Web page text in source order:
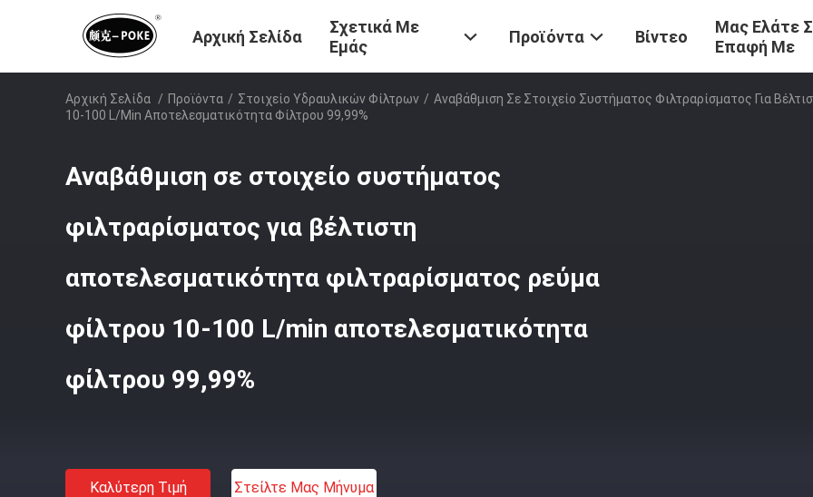
Αρχική Σελίδα
Σχετικά Με
Εμάς
Προϊόντα Βίντεο
Μας Ελάτε
Επαφή Με
Αρχική Σελίδα / Προϊόντα / Στοιχείο Υδραυλικών Φίλτρων / Αναβάθμιση Σε Στοιχείο Συστήματος Φιλτραρίσματος Για
10-100 L/min Αποτελεσματικότητα Φίλτρου 99,99%
Αναβάθμιση σε στοιχείο συστήματος
φιλτραρίσματος για βέλτιστη
αποτελεσματικότητα φιλτραρίσματος ρεύμα
φίλτρου 10-100 L/min αποτελεσματικότητα
φίλτρου 99,99%
Καλύτερη Τιμή Στείλτε Μας Μήνυμα